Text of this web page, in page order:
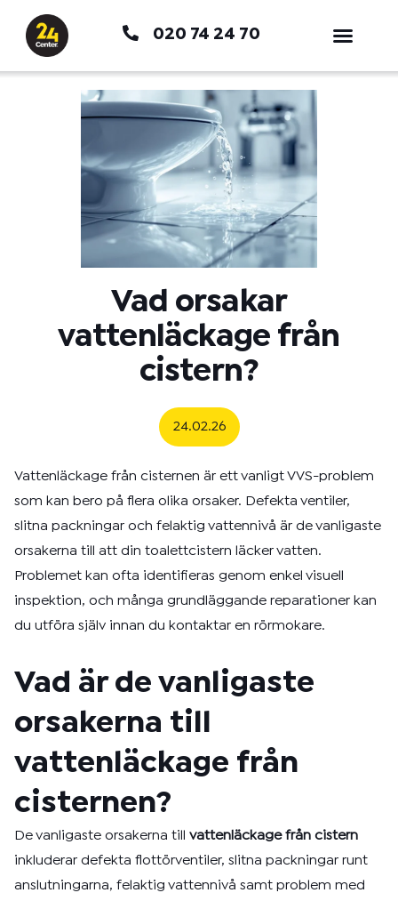
innehåll
020 74 24 70
Vad orsakar
vattenläckage från
cistern?
24.02.26
Vattenläckage från cisternen är ett vanligt VVS-problem
som kan bero på flera olika orsaker. Defekta ventiler,
slitna packningar och felaktig vattennivå är de vanligaste
orsakerna till att din toalettcistern läcker vatten.
Problemet kan ofta identifieras genom enkel visuell
inspektion, och många grundläggande reparationer kan
du utföra själv innan du kontaktar en rörmokare.
Vad är de vanligaste
orsakerna till
vattenläckage från
cisternen?
De vanligaste orsakerna till vattenläckage från cistern
inkluderar defekta flottörventiler, slitna packningar runt
anslutningarna, felaktig vattennivå samt problem med